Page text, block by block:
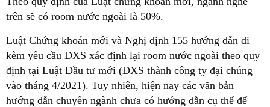
trên sẽ có room nước ngoài là 50%.
Luật Chứng khoán mới và Nghị định 155 hướng dẫn đi
kèm yêu cầu DXS xác định lại room nước ngoài theo quy
định tại Luật Đầu tư mới (DXS thành công ty đại chúng
vào tháng 4/2021). Tuy nhiên, hiện nay các văn bản
hướng dẫn chuyên ngành chưa có hướng dẫn cụ thể để